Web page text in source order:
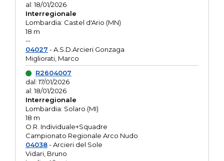
al: 18/01/2026
Interregionale
Lombardia: Castel d'Ario (MN)
18 m
--
04027 - A.S.D.Arcieri Gonzaga
Migliorati, Marco
R2604007
dal: 17/01/2026
al: 18/01/2026
Interregionale
Lombardia: Solaro (MI)
18 m
O.R. Individuale+Squadre
Campionato Regionale Arco Nudo
04038- Arcieri del Sole
Vidari, Bruno